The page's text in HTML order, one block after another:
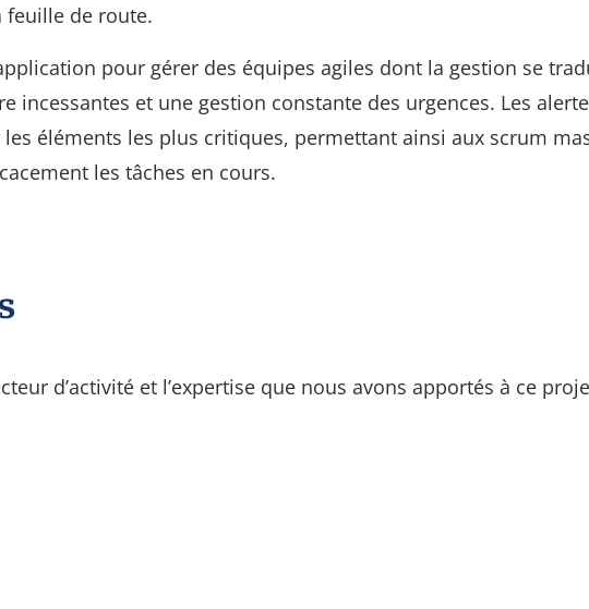
feuille de route.
pour gérer des équipes agiles dont la gestion se
incessantes et une gestion constante des urgences. Les
éléments les plus critiques, permettant ainsi aux scrum
les tâches en cours.
d’activité et l’expertise que nous avons apportés à ce